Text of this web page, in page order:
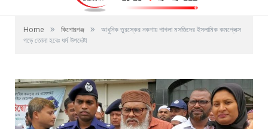
Home » কিশোরগঞ্জ »
আধুনিক তুরস্কের নকশায় পাগলা মসজিদের ইসলামিক কমপ্লেক্স
গড়ে তোলা হবেঃ ধর্ম উপদেষ্টা